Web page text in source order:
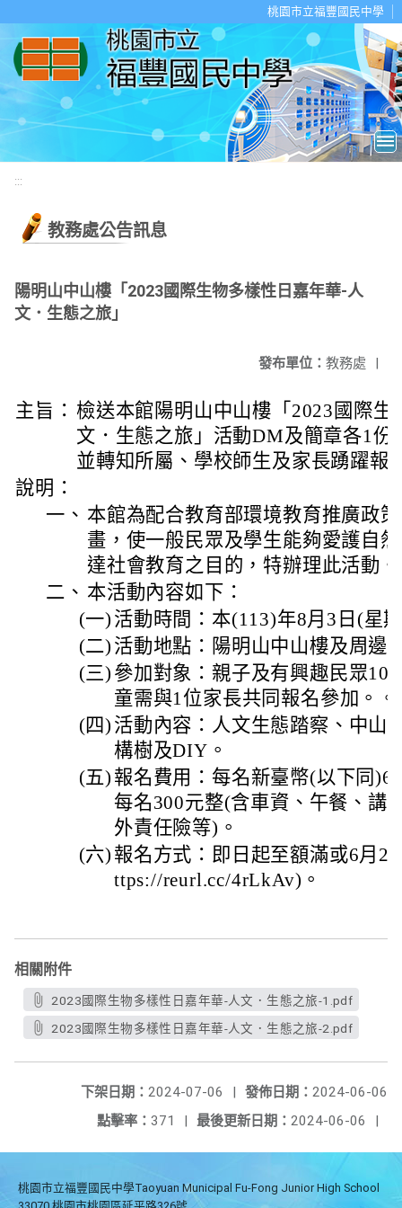
桃園市立福豐國民中學
:::
教務處公告訊息
陽明山中山樓「2023國際生物多樣性日嘉年華-人
文．生態之旅」
發布單位： 教務處 |
主旨： 檢送本館陽明山中山樓「2023國際生
文．生態之旅」活動DM及簡章各1份
並轉知所屬、學校師生及家長踴躍報
說明：
一、 本館為配合教育部環境教育推廣政
畫，使一般民眾及學生能夠愛護自
達社會教育之目的，特辦理此活動。
二、 本活動內容如下：
(一) 活動時間：本(113)年8月3日(星
(二) 活動地點：陽明山中山樓及周邊
(三) 參加對象：親子及有興趣民眾
童需與1位家長共同報名參加。。
(四) 活動內容：人文生態踏察、中山
構樹及DIY。
(五) 報名費用：每名新臺幣(以下同
每名300元整(含車資、午餐、講
外責任險等)。
(六) 報名方式：即日起至額滿或6月
ttps://reurl.cc/4rLkAv)。
相關附件
2023國際生物多樣性日嘉年華-人文．生態之旅-1.pdf
2023國際生物多樣性日嘉年華-人文．生態之旅-2.pdf
發佈日期： 2024-06-06
下架日期： 2024-07-06
|
最後更新日期： 2024-06-06 |
點擊率： 371 |
桃園市立福豐國民中學Taoyuan Municipal Fu-Fong Junior High School